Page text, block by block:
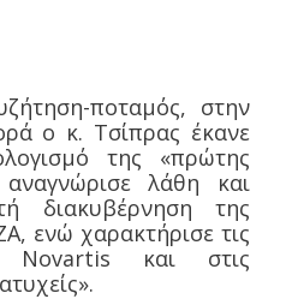
ποταμός, στην
ο κ. Τσίπρας έκανε
της «πρώτης
λάθη και
διακυβέρνηση της
ενώ χαρακτήρισε τις
Novartis και στις